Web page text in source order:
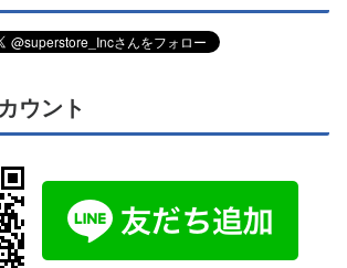
ウント